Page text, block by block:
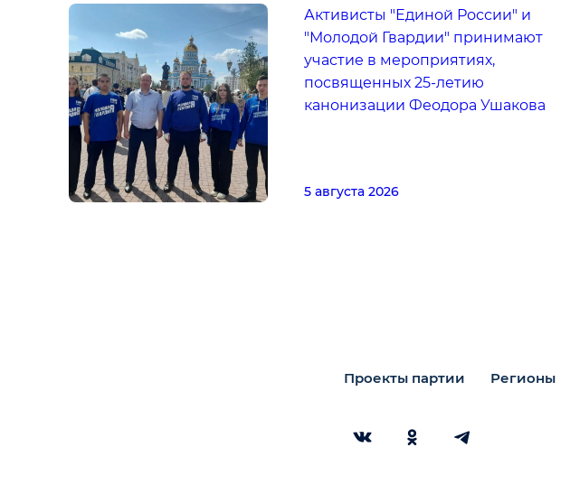
Активисты "Единой России" и
"Молодой Гвардии" принимают
участие в мероприятиях,
посвященных 25-летию
канонизации Феодора Ушакова
5 августа 2026
Проекты партии Регионы